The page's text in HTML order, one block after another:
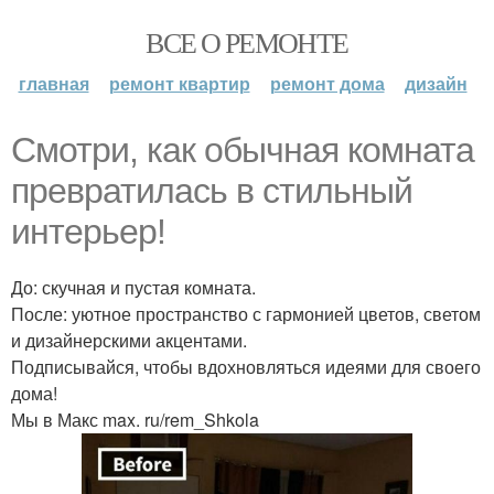
ВСЕ О РЕМОНТЕ
главная ремонт квартир ремонт дома дизайн
Смотри, как обычная комната
превратилась в стильный
интерьер!
До: скучная и пустая комната.
После: уютное пространство с гармонией цветов, светом
и дизайнерскими акцентами.
Подписывайся, чтобы вдохновляться идеями для своего
дома!
Мы в Макс max. ru/rem_Shkola